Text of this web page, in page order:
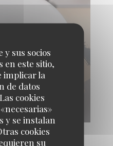
sus socios
en este sitio,
implicar la
de datos
cookies
y se instalan
cookies
su